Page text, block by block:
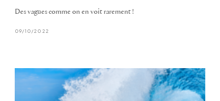
Des vagues comme on en voit rarement !
09/10/2022